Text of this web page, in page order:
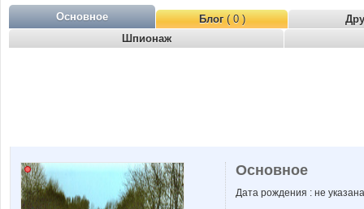
Основное Блог( 0 )
Шпионаж
Основное
Дата рождения : не указана